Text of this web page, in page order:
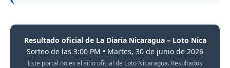
Resultado oficial de La Diaria Nicaragua – Loto Nica
Sorteo de las 3:00 PM • Martes, 30 de junio de 2026
Este portal no es el sitio oficial de Loto Nicaragua. Resultados